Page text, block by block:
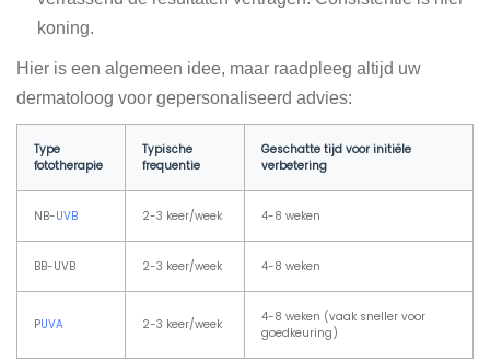
koning.
Hier is een algemeen idee, maar raadpleeg altijd uw
dermatoloog voor gepersonaliseerd advies:
Type
fototherapie
Typische
frequentie
Geschatte tijd voor initiële
verbetering
NB-UVB 2-3 keer/week 4-8 weken
BB-UVB 2-3 keer/week 4-8 weken
PUVA 2-3 keer/week
4-8 weken (vaak sneller voor
goedkeuring)